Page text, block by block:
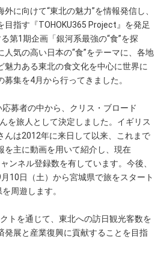
に向けて“東北の魅力”を情報発信し、
目指す『TOHOKU365 Project』を発足
第1期企画「銀河系最強の“食”を探
気の高い日本の“食”をテーマに、各地
魅力ある東北の食文化を中心に世界に
集を4月から行ってきました。
募者の中から、クリス・ブロード
を旅人として決定しました。イギリス
んは2012年に来日して以来、これまで
を主に動画を用いて紹介し、現在
ンネル登録数を有しています。今後、
10日（土）から宮城県で旅をスタート
周遊します。
トを通じて、東北への訪日観光客数を
発展と産業復興に貢献することを目指